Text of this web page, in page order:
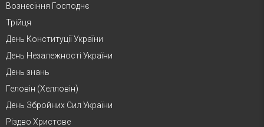
Вознесіння Господнє
Трійця
День Конституції України
День Незалежності України
День знань
Геловін (Хелловін)
День Збройних Сил України
Різдво Христове